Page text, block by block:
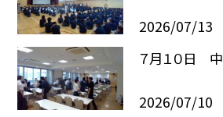
2026/07/13
７月１０日
2026/07/10